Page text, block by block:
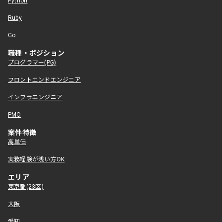
Ruby
Go
職種・ポジション
プログラマー(PG)
フロントエンドエンジニア
インフラエンジニア
PMO
案件特徴
高単価
実務経験が浅い方OK
エリア
東京都(23区)
大阪